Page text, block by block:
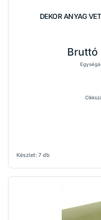
DEKOR ANYAG
Készlet: 7 db
Bruttó